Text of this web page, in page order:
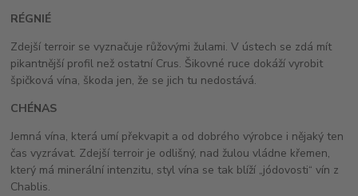
RÉGNIÉ
Zdejší terroir se vyznačuje růžovými žulami. V ústech se zdá mít
pikantnější profil než ostatní Crus. Šikovné ruce dokáží vyrobit
špičková vína, škoda jen, že se jich tu nedostává.
CHÉNAS
Jemná vína, která umí překvapit a od dobrého výrobce i nějaký ten
čas vyzrávat. Zdejší terroir je odlišný, nad žulou vládne křemen,
který má minerální intenzitu, styl vína se tak blíží „jódovosti“ vín z
Chablis.